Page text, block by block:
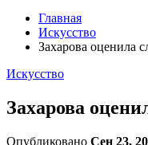
Главная
Искусство
Захарова оценила
Искусство
Захарова
Опубликовано Сен 23,